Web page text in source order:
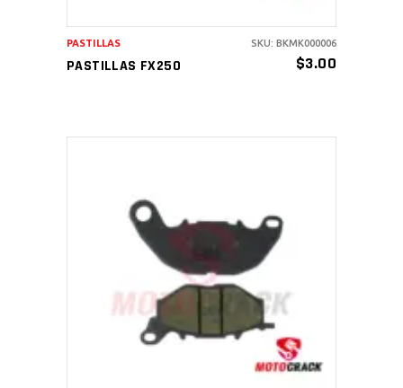
PASTILLAS FX250 $3.00
PASTILLAS SKU: BKMK000006
AÑADIR AL CARRITO